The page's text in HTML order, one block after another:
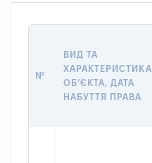
№
ВИД ТА
ХАРАКТЕРИСТИКА
ОБʼЄКТА, ДАТА
НАБУТТЯ ПРАВА